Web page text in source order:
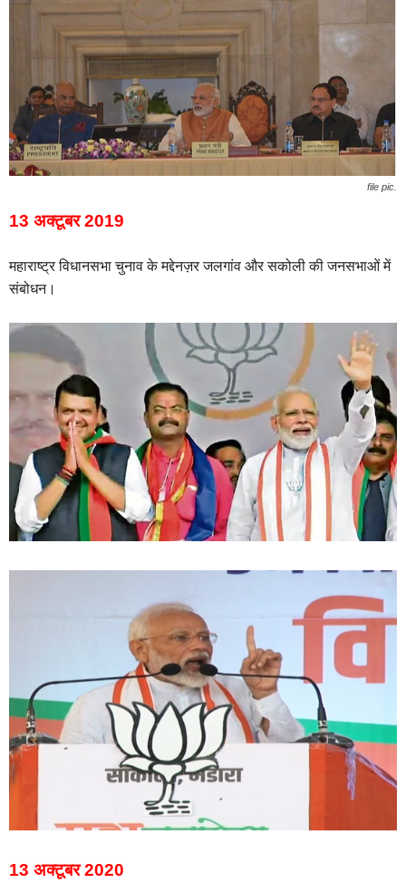
file pic.
13 अक्टूबर 2019
महाराष्ट्र विधानसभा चुनाव के मद्देनज़र जलगांव और सकोली की जनसभाओं में
संबोधन।
13 अक्टूबर 2020